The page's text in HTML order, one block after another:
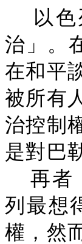
以
治」。
在和平
被所有
治控制
是對巴
再者
列最想
權，然